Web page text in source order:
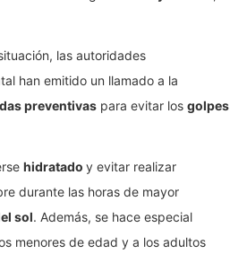
las autoridades
han emitido un llamado a la
preventivas para evitar los golpes
hidratado y evitar realizar
durante las horas de mayor
sol. Además, se hace especial
menores de edad y a los adultos